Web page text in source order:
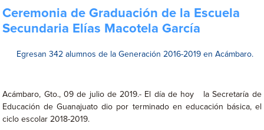
Ceremonia de Graduación de la Escuela
Secundaria Elías Macotela García
Egresan 342 alumnos de la Generación 2016-2019 en Acámbaro.
Acámbaro, Gto., 09 de julio de 2019.- El día de hoy la Secretaría de
Educación de Guanajuato dio por terminado en educación básica, el
ciclo escolar 2018-2019.